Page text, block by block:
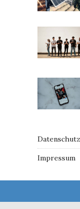
Impressum